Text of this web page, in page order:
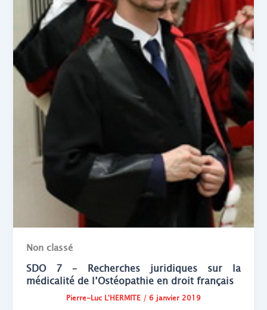
Non classé
SDO 7 – Recherches juridiques sur la
médicalité de l’Ostéopathie en droit français
Pierre-Luc L'HERMITE / 6 janvier 2019